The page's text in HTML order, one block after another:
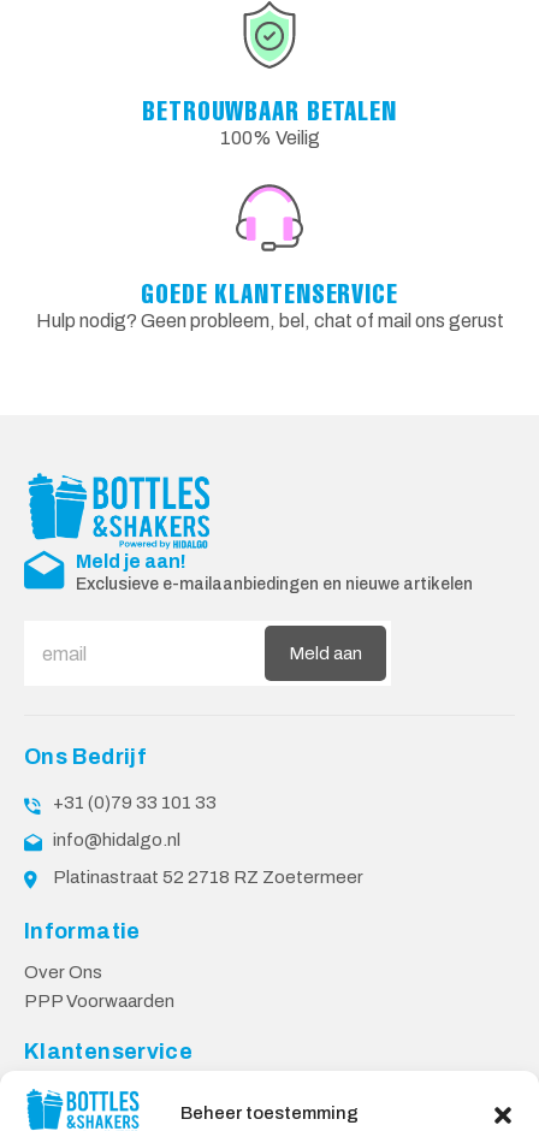
Beheer toestemming
BETROUWBAAR BETALEN
100% Veilig
GOEDE KLANTENSERVICE
Hulp nodig? Geen probleem, bel, chat of mail ons gerust
Meld je aan!
Exclusieve e-mailaanbiedingen en nieuwe artikelen
Meld aan
Ons Bedrijf
+31 (0)79 33 101 33
info@hidalgo.nl
Platinastraat 52 2718 RZ Zoetermeer
Informatie
Over Ons
PPP Voorwaarden
Klantenservice
Contact
Levering & Retourneren